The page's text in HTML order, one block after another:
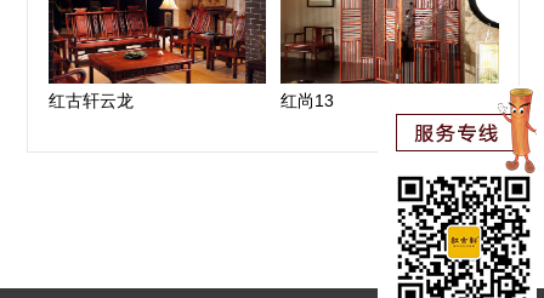
红古轩云龙 红尚13